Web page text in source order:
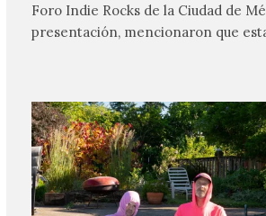
Foro Indie Rocks de la Ciudad de
presentación, mencionaron que